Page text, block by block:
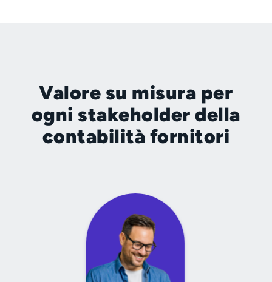
Valore su misura per
ogni stakeholder della
contabilità fornitori